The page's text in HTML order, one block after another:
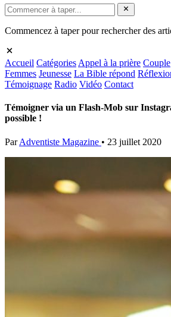
Commencez à taper pour rechercher des
Accueil Catégories Appel à la prière Couple
Femmes Jeunesse La Bible répond
Témoignage Radio Vidéo Contact
Témoigner via un Flash-Mob sur
possible !
Par Adventiste Magazine • 23 juillet 2020